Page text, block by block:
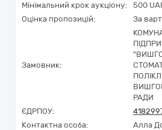
Мінімальний крок аукціону:
500
Оцінка пропозицій:
За
Замовник:
РАДИ
ЄДРПОУ:
Контактна особа:
Алла